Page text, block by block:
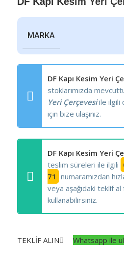
MARKA
DF Kapı Kesim Yeri
stoklarımızda
Yeri Çerçevesiile ilgili
için bize ulaşınız.
DF Kapı Kesim Yeri
teslim süreleri ile ilgili
71 numaramızdan
veya aşağıdaki teklif
kullanabilirsiniz.
TEKLİF ALIN Whatsapp ile